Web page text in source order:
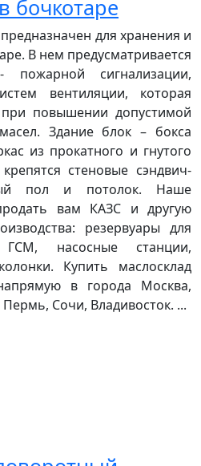
бочкотаре
для хранения и
В нем предусматривается
пожарной сигнализации,
вентиляции, которая
повышении допустимой
Здание блок – бокса
из прокатного и гнутого
стеновые сэндвич-
пол и потолок. Наше
вам КАЗС и другую
резервуары для
насосные станции,
Купить маслосклад
в города Москва,
Сочи, Владивосток. ...